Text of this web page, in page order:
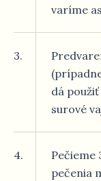
varíme
3.
dá
surové
4.
Pečieme
pečenia